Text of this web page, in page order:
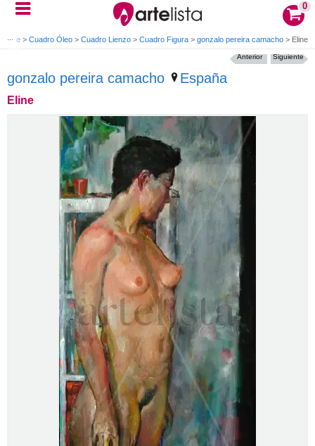
0
arte > Cuadro Óleo > Cuadro Lienzo > Cuadro Figura > gonzalo pereira camacho > Eline
gonzalo pereira camacho España
Eline
Siguiente
Anterior